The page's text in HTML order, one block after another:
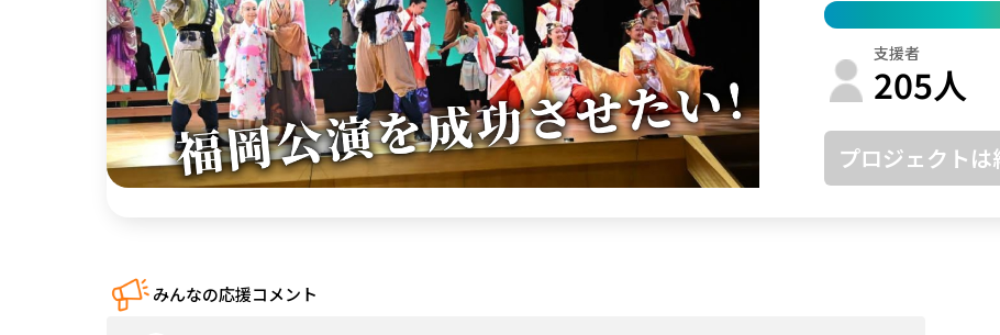
支援者
205人
プロジェクト
みんなの応援コメント